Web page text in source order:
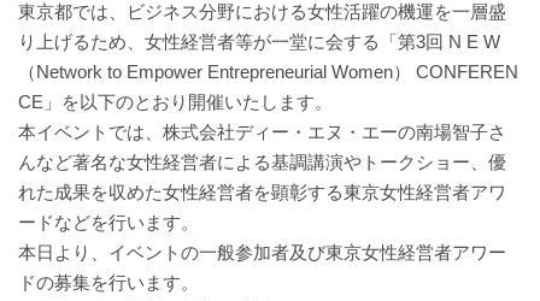
東京都では、ビジネス分野における女性活躍の機運を一層盛
り上げるため、女性経営者等が一堂に会する「第3回 N E W
（Network to Empower Entrepreneurial Women） CONFEREN
CE」を以下のとおり開催いたします。
本イベントでは、株式会社ディー・エヌ・エーの南場智子さ
んなど著名な女性経営者による基調講演やトークショー、優
れた成果を収めた女性経営者を顕彰する東京女性経営者アワ
ードなどを行います。
本日より、イベントの一般参加者及び東京女性経営者アワー
ドの募集を行います。